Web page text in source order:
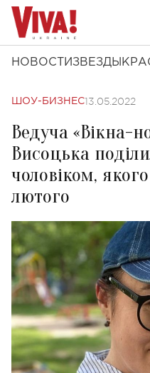
НОВОСТИ ЗВЕЗДЫ
ШОУ-БИЗНЕС13.05.2022
Ведуча «Вікна-
Висоцька
чоловіком,
лютого